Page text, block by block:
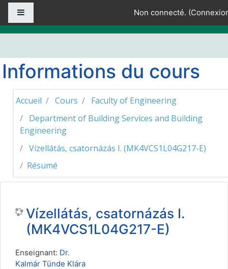
Passer au contenu principal
Non connecté. (
Informations du cours
Accueil Cours
Faculty of Engineering
Department of Building Services and Building
Engineering
Vízellátás, csatornázás I. (MK4VCS1L04G217-E)
Résumé
Vízellátás, csatornázás I.
(MK4VCS1L04G217-E)
Enseignant: Dr.
Kalmár Tünde Klára